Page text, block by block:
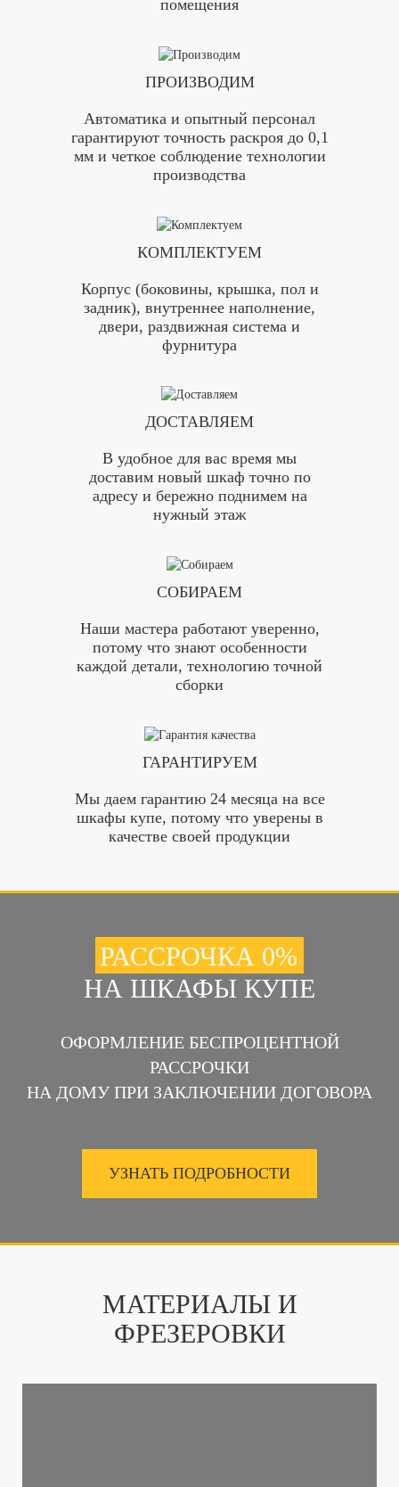
помещения
ПРОИЗВОДИМ
Автоматика и опытный персонал
гарантируют точность раскроя до 0,1
мм и четкое соблюдение технологии
производства
КОМПЛЕКТУЕМ
Корпус (боковины, крышка, пол и
задник), внутреннее наполнение,
двери, раздвижная система и
фурнитура
ДОСТАВЛЯЕМ
В удобное для вас время мы
доставим новый шкаф точно по
адресу и бережно поднимем на
нужный этаж
СОБИРАЕМ
Наши мастера работают уверенно,
потому что знают особенности
каждой детали, технологию точной
сборки
ГАРАНТИРУЕМ
Мы даем гарантию 24 месяца на все
шкафы купе, потому что уверены в
качестве своей продукции
РАССРОЧКА 0%
НА ШКАФЫ КУПЕ
ОФОРМЛЕНИЕ БЕСПРОЦЕНТНОЙ
РАССРОЧКИ
НА ДОМУ ПРИ ЗАКЛЮЧЕНИИ ДОГОВОРА
УЗНАТЬ ПОДРОБНОСТИ
МАТЕРИАЛЫ И
ФРЕЗЕРОВКИ